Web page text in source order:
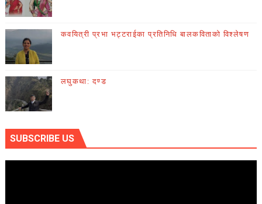
कवयित्री प्रभा भट्टराईका प्रतिनिधि बालकविताको विश्लेषण
लघुकथा: दण्ड
SUBSCRIBE US